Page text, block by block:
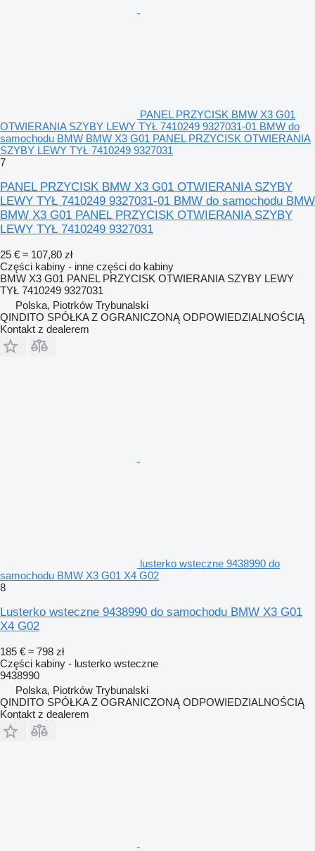
PANEL PRZYCISK BMW X3 G01
OTWIERANIA SZYBY LEWY TYŁ 7410249 9327031-01 BMW do
samochodu BMW BMW X3 G01 PANEL PRZYCISK OTWIERANIA
SZYBY LEWY TYŁ 7410249 9327031
7
PANEL PRZYCISK BMW X3 G01 OTWIERANIA SZYBY
LEWY TYŁ 7410249 9327031-01 BMW do samochodu BMW
BMW X3 G01 PANEL PRZYCISK OTWIERANIA SZYBY
LEWY TYŁ 7410249 9327031
25 € ≈ 107,80 zł
Części kabiny - inne części do kabiny
BMW X3 G01 PANEL PRZYCISK OTWIERANIA SZYBY LEWY
TYŁ 7410249 9327031
Polska, Piotrków Trybunalski
QINDITO SPÓŁKA Z OGRANICZONĄ ODPOWIEDZIALNOŚCIĄ
Kontakt z dealerem
lusterko wsteczne 9438990 do
samochodu BMW X3 G01 X4 G02
8
Lusterko wsteczne 9438990 do samochodu BMW X3 G01
X4 G02
185 € ≈ 798 zł
Części kabiny - lusterko wsteczne
9438990
Polska, Piotrków Trybunalski
QINDITO SPÓŁKA Z OGRANICZONĄ ODPOWIEDZIALNOŚCIĄ
Kontakt z dealerem